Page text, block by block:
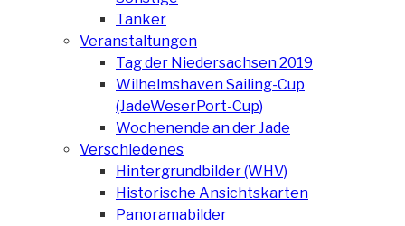
Tanker
Veranstaltungen
Tag der Niedersachsen 2019
Wilhelmshaven Sailing-Cup
(JadeWeserPort-Cup)
Wochenende an der Jade
Verschiedenes
Hintergrundbilder (WHV)
Historische Ansichtskarten
Panoramabilder